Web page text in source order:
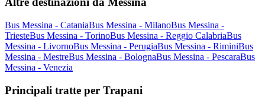
Bus Messina - CataniaBus Messina - MilanoBus Messina -
TriesteBus Messina - TorinoBus Messina - Reggio CalabriaBus
Messina - LivornoBus Messina - PerugiaBus Messina - RiminiBus
Messina - MestreBus Messina - BolognaBus Messina - PescaraBus
Messina - Venezia
Principali tratte per Trapani